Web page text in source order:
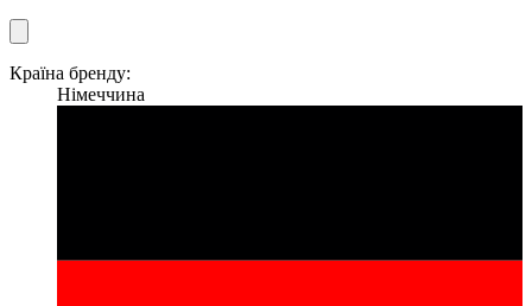
Країна бренду:
Німеччина